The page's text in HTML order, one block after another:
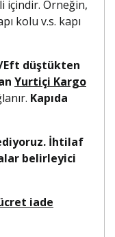
içindir. Örneğin,
kolu v.s. kapı
Eft düştükten
Yurtiçi Kargo
Kapıda
İhtilaf
belirleyici
iade